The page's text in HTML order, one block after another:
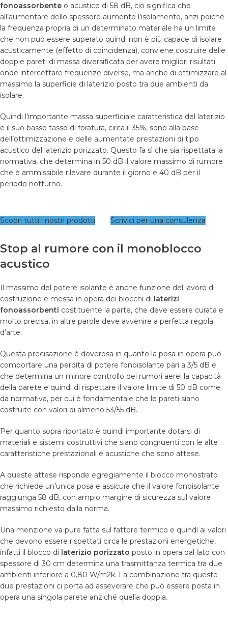
fonoassorbente o acustico di 58 dB, ciò significa che
all’aumentare dello spessore aumento l’isolamento, anzi poiché
la frequenza propria di un determinato materiale ha un limite
che non può essere superato quindi non è più capace di isolare
acusticamente (effetto di coincidenza), conviene costruire delle
doppie pareti di massa diversificata per avere migliori risultati
onde intercettare frequenze diverse, ma anche di ottimizzare al
massimo la superficie di laterizio posto tra due ambienti da
isolare.
Quindi l’importante massa superficiale caratteristica del laterizio
e il suo basso tasso di foratura, circa il 35%, sono alla base
dell’ottimizzazione e delle aumentate prestazioni di tipo
acustico del laterizio porizzato. Questo fa sì che sia rispettata la
normativa, che determina in 50 dB il valore massimo di rumore
che è ammissibile rilevare durante il giorno e 40 dB per il
periodo notturno.
Scopri tutti i nostri prodotti Scrivici per una consulenza
Stop al rumore con il monoblocco
acustico
Il massimo del potere isolante è anche funzione del lavoro di
costruzione e messa in opera dei blocchi di laterizi
fonoassorbenti costituente la parte, che deve essere curata e
molto precisa, in altre parole deve avvenire a perfetta regola
d’arte.
Questa precisazione è doverosa in quanto la posa in opera può
comportare una perdita di potere fonoisolante pari a 3/5 dB e
che determina un minore controllo dei rumori aerei la capacità
della parete e quindi di rispettare il valore limite di 50 dB come
da normativa, per cui è fondamentale che le pareti siano
costruite con valori di almeno 53/55 dB.
Per quanto sopra riportato è quindi importante dotarsi di
materiali e sistemi costruttivi che siano congruenti con le alte
caratteristiche prestazionali e acustiche che sono attese.
A queste attese risponde egregiamente il blocco monostrato
che richiede un’unica posa e assicura che il valore fonoisolante
raggiunga 58 dB, con ampio margine di sicurezza sul valore
massimo richiesto dalla norma.
Una menzione va pure fatta sul fattore termico e quindi ai valori
che devono essere rispettati circa le prestazioni energetiche,
infatti il blocco di laterizio porizzato posto in opera dal lato con
spessore di 30 cm determina una trasmittanza termica tra due
ambienti inferiore a 0,80 W/m2k. La combinazione tra queste
due prestazioni ci porta ad asseverare che può essere posta in
opera una singola parete anziché quella doppia.